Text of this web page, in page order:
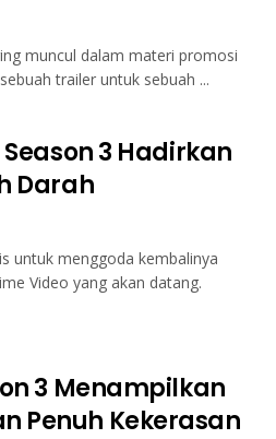
muncul dalam materi promosi
trailer untuk sebuah ...
3 Hadirkan
Darah
untuk menggoda kembalinya
Video yang akan datang.
3 Menampilkan
Penuh Kekerasan